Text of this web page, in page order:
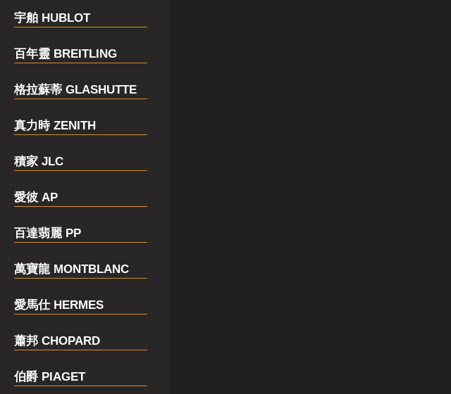
宇舶 HUBLOT
百年靈 BREITLING
格拉蘇蒂 GLASHUTTE
真力時 ZENITH
積家 JLC
愛彼 AP
百達翡麗 PP
萬寶龍 MONTBLANC
愛馬仕 HERMES
蕭邦 CHOPARD
伯爵 PIAGET